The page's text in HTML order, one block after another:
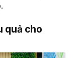
quả cho